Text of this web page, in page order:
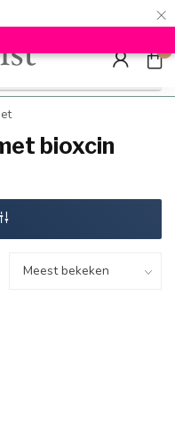
×
| Minimum
Hızlı
0
bioxcin